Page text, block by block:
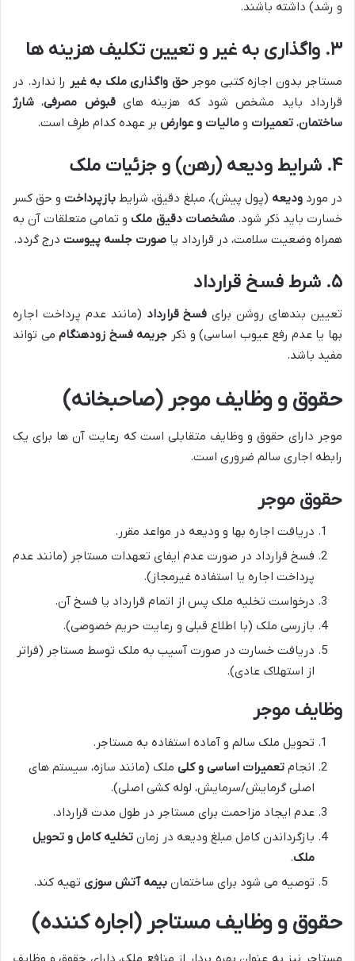
و رشد) داشته باشند.
۳. واگذاری به غیر و تعیین تکلیف هزینه ها
مستاجر بدون اجازه کتبی موجرحق واگذاری ملک به غیر را ندارد. در
قرارداد باید مشخص شود که هزینه هایقبوض مصرفی، شارژ
ساختمان، تعمیرات و مالیات و عوارض بر عهده کدام طرف است.
۴. شرایط ودیعه (رهن) و جزئیات ملک
در موردودیعه (پول پیش)، مبلغ دقیق، شرایط بازپرداختو حق کسر
خسارت باید ذکر شود.مشخصات دقیق ملک و تمامی متعلقات آن به
همراه وضعیت سلامت، در قرارداد یا صورت جلسه پیوست درج گردد.
۵. شرط فسخ قرارداد
تعیین بندهای روشن برای فسخ قرارداد (مانند عدم پرداخت اجاره
بها یا عدم رفع عیوب اساسی) و ذکر جریمه فسخ زودهنگاممی تواند
مفید باشد.
حقوق و وظایف موجر (صاحبخانه)
موجر دارای حقوق و وظایف متقابلی است که رعایت آن ها برای یک
رابطه اجاری سالم ضروری است.
حقوق موجر
دریافت اجاره بها و ودیعه در مواعد مقرر.
فسخ قرارداد در صورت عدم ایفای تعهدات مستاجر (مانند عدم
پرداخت اجاره یا استفاده غیرمجاز).
درخواست تخلیه ملک پس از اتمام قرارداد یا فسخ آن.
بازرسی ملک (با اطلاع قبلی و رعایت حریم خصوصی).
دریافت خسارت در صورت آسیب به ملک توسط مستاجر (فراتر
از استهلاک عادی).
وظایف موجر
تحویل ملک سالم و آماده استفاده به مستاجر.
انجام تعمیرات اساسی و کلی ملک (مانند سازه، سیستم های
اصلی گرمایش/سرمایش، لوله کشی اصلی).
عدم ایجاد مزاحمت برای مستاجر در طول مدت قرارداد.
بازگرداندن کامل مبلغ ودیعه در زمان تخلیه کامل و تحویل
ملک.
توصیه می شود برای ساختمان بیمه آتش سوزی تهیه کند.
حقوق و وظایف مستاجر (اجاره کننده)